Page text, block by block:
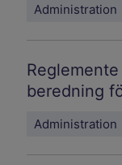
Administration
beredning
Administration